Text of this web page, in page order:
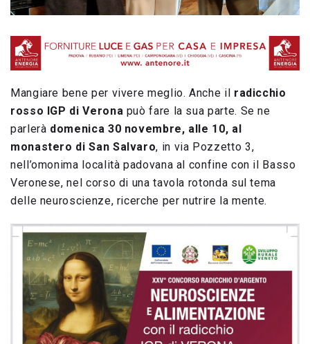
Mangiare bene per vivere meglio. Anche il radicchio
rosso IGP di Verona può fare la sua parte. Se ne
parlerà domenica 30 novembre, alle 10, al
monastero di San Salvaro, in via Pozzetto 3,
nell’omonima località padovana al confine con il Basso
Veronese, nel corso di una tavola rotonda sul tema
delle neuroscienze, ricerche per nutrire la mente.